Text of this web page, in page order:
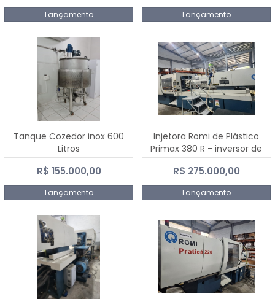
Lançamento Lançamento
Tanque Cozedor inox 600
Litros
R$ 155.000,00
Lançamento
Injetora Romi de Plástico
Primax 380 R - inversor de
frequência NR 12 - 2008
R$ 275.000,00
Lançamento